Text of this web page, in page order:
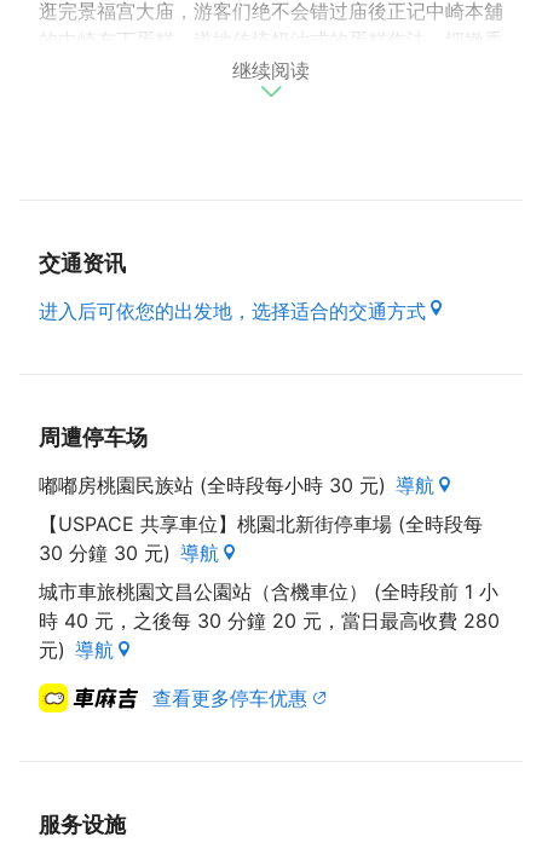
逛完景福宫大庙，游客们绝不会错过庙後正记中崎本舖
的中崎布丁蛋糕。道地传统奶油式的蛋糕作法，细嫩香
软的精湛口味，是当地人生日蛋糕与下午茶的最佳选择
之一。驰名全台布丁蛋糕，历年来荣获无数食品评竞金
继续阅读
交通资讯
进入后可依您的出发地，选择适合的交通方式
周遭停车场
嘟嘟房桃園民族站 (全時段每小時 30 元) 導航
【USPACE 共享車位】桃園北新街停車場 (全時段每
30 分鐘 30 元) 導航
城市車旅桃園文昌公園站（含機車位） (全時段前 1 小
時 40 元，之後每 30 分鐘 20 元，當日最高收費 280
元) 導航
查看更多停车优惠
服务设施